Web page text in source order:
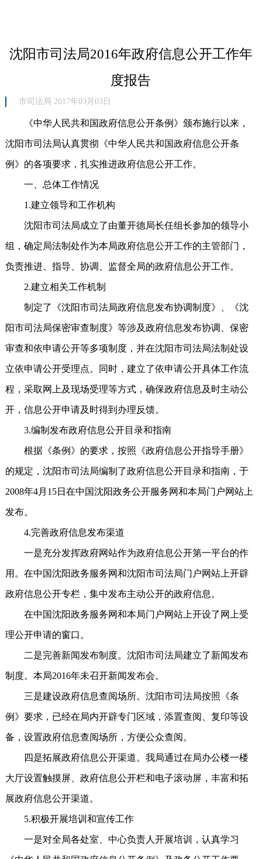
沈阳市司法局2016年政府信息公开工作年
度报告
市司法局 2017年03月03日
《中华人民共和国政府信息公开条例》颁布施行以来，
沈阳市司法局认真贯彻《中华人民共和国政府信息公开条
例》的各项要求，扎实推进政府信息公开工作。
一、总体工作情况
1.建立领导和工作机构
沈阳市司法局成立了由董开德局长任组长参加的领导小
组，确定局法制处作为本局政府信息公开工作的主管部门，
负责推进、指导、协调、监督全局的政府信息公开工作。
2.建立相关工作机制
制定了《沈阳市司法局政府信息发布协调制度》、《沈
阳市司法局保密审查制度》等涉及政府信息发布协调、保密
审查和依申请公开等多项制度，并在沈阳市司法局法制处设
立依申请公开受理点。同时，建立了依申请公开具体工作流
程，采取网上及现场受理等方式，确保政府信息及时主动公
开，信息公开申请及时得到办理反馈。
3.编制发布政府信息公开目录和指南
根据《条例》的要求，按照《政府信息公开指导手册》
的规定，沈阳市司法局编制了政府信息公开目录和指南，于
2008年4月15日在中国沈阳政务公开服务网和本局门户网站上
发布。
4.完善政府信息发布渠道
一是充分发挥政府网站作为政府信息公开第一平台的作
用。在中国沈阳政务服务网和沈阳市司法局门户网站上开辟
政府信息公开专栏，集中发布主动公开的政府信息。
在中国沈阳政务服务网和本局门户网站上开设了网上受
理公开申请的窗口。
二是完善新闻发布制度。沈阳市司法局建立了新闻发布
制度。本局2016年未召开新闻发布会。
三是建设政府信息查阅场所。沈阳市司法局按照《条
例》要求，已经在局内开辟专门区域，添置查阅、复印等设
备，设置政府信息查阅场所，方便公众查阅。
四是拓展政府信息公开渠道。我局通过在局办公楼一楼
大厅设置触摸屏、政府信息公开栏和电子滚动屏，丰富和拓
展政府信息公开渠道。
5.积极开展培训和宣传工作
一是对全局各处室、中心负责人开展培训，认真学习